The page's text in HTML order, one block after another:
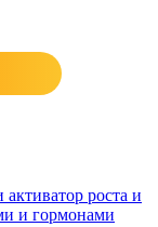
роста и
и гормонами